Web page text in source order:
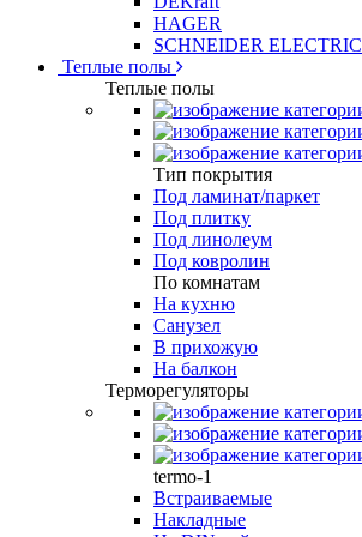
HAGER
SCHNEIDER ELECTRIC
Теплые полы
Теплые полы
Тип покрытия
Под ламинат/паркет
Под плитку
Под линолеум
Под ковролин
По комнатам
На кухню
Санузел
В прихожую
На балкон
Терморегуляторы
termo-1
Встраиваемые
Накладные